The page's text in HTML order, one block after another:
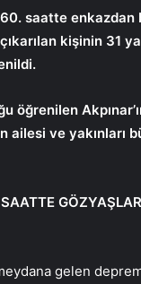
saatte enkazdan
kişinin 31
öğrenilen
ailesi ve yakınları
gelen